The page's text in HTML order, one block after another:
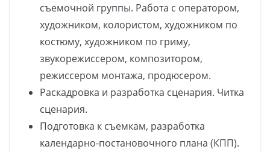
съемочной группы. Работа с оператором,
художником, колористом, художником по
костюму, художником по гриму,
звукорежиссером, композитором,
режиссером монтажа, продюсером.
Раскадровка и разработка сценария. Читка
сценария.
Подготовка к съемкам, разработка
календарно-постановочного плана (КПП).